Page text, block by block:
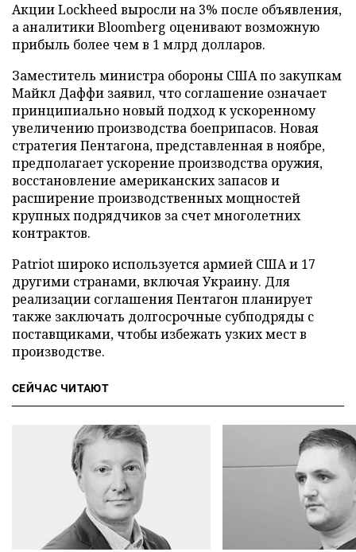
Акции Lockheed выросли на 3% после объявления,
а аналитики Bloomberg оценивают возможную
прибыль более чем в 1 млрд долларов.
Заместитель министра обороны США по закупкам
Майкл Даффи заявил, что соглашение означает
принципиально новый подход к ускоренному
увеличению производства боеприпасов. Новая
стратегия Пентагона, представленная в ноябре,
предполагает ускорение производства оружия,
восстановление американских запасов и
расширение производственных мощностей
крупных подрядчиков за счет многолетних
контрактов.
Patriot широко используется армией США и 17
другими странами, включая Украину. Для
реализации соглашения Пентагон планирует
также заключать долгосрочные субподряды с
поставщиками, чтобы избежать узких мест в
производстве.
СЕЙЧАС ЧИТАЮТ